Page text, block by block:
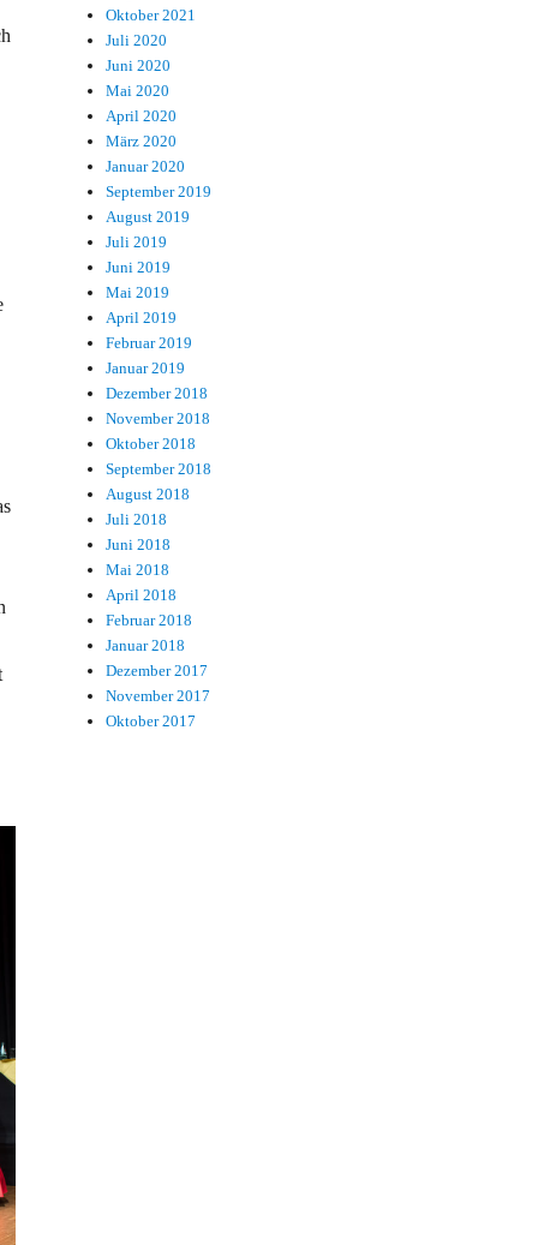
Oktober 2021
Juli 2020
Juni 2020
Mai 2020
April 2020
März 2020
Januar 2020
September 2019
August 2019
Juli 2019
Juni 2019
Mai 2019
April 2019
Februar 2019
Januar 2019
Dezember 2018
November 2018
Oktober 2018
September 2018
August 2018
Juli 2018
Juni 2018
Mai 2018
April 2018
Februar 2018
Januar 2018
Dezember 2017
November 2017
Oktober 2017